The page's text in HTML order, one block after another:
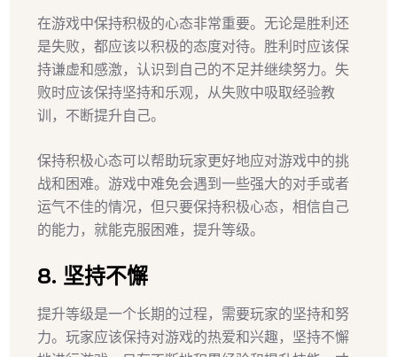
在游戏中保持积极的心态非常重要。无论是胜利还
是失败，都应该以积极的态度对待。胜利时应该保
持谦虚和感激，认识到自己的不足并继续努力。失
败时应该保持坚持和乐观，从失败中吸取经验教
训，不断提升自己。
保持积极心态可以帮助玩家更好地应对游戏中的挑
战和困难。游戏中难免会遇到一些强大的对手或者
运气不佳的情况，但只要保持积极心态，相信自己
的能力，就能克服困难，提升等级。
8. 坚持不懈
提升等级是一个长期的过程，需要玩家的坚持和努
力。玩家应该保持对游戏的热爱和兴趣，坚持不懈